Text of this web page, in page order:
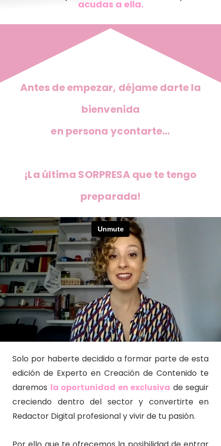
acudas a ella.
Antes de empezar, déjame darte la
bienvenida
en persona ycontarte…
¡La última SORPRESA que te tengo
preparada!
Solo por haberte decidido a formar parte de esta
edición de Experto en Creación de Contenido te
daremos la oportunidad en exclusiva de seguir
creciendo dentro del sector y convertirte en
Redactor Digital profesional y vivir de tu pasión.